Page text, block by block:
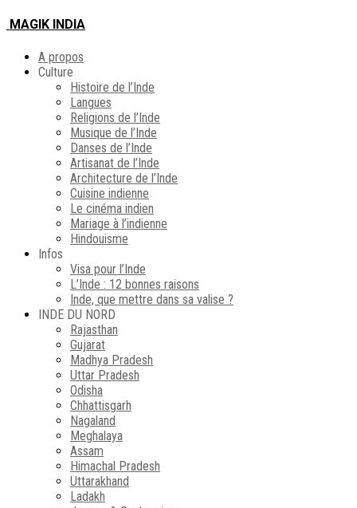
MAGIK INDIA
A propos
Culture
Histoire de l’Inde
Langues
Religions de l’Inde
Musique de l’Inde
Danses de l’Inde
Artisanat de l’Inde
Architecture de l’Inde
Cuisine indienne
Le cinéma indien
Mariage à l’indienne
Hindouisme
Infos
Visa pour l’Inde
L’Inde : 12 bonnes raisons
Inde, que mettre dans sa valise ?
INDE DU NORD
Rajasthan
Gujarat
Madhya Pradesh
Uttar Pradesh
Odisha
Chhattisgarh
Nagaland
Meghalaya
Assam
Himachal Pradesh
Uttarakhand
Ladakh